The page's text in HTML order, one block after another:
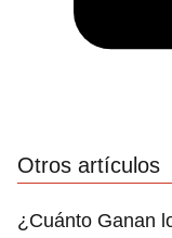
Otros artículos
¿Cuánto Ganan